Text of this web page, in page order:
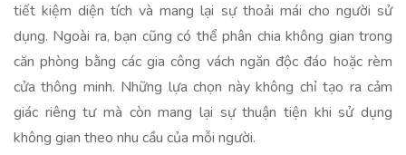
tiết kiệm diện tích và mang lại sự thoải mái cho người sử
dụng. Ngoài ra, bạn cũng có thể phân chia không gian trong
căn phòng bằng các gia công vách ngăn độc đáo hoặc rèm
cửa thông minh. Những lựa chọn này không chỉ tạo ra cảm
giác riêng tư mà còn mang lại sự thuận tiện khi sử dụng
không gian theo nhu cầu của mỗi người.